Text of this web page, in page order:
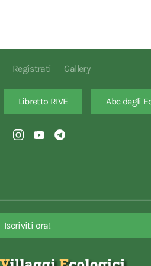
Registrati Gallery
Libretto RIVE Abc degli
Iscriviti ora!